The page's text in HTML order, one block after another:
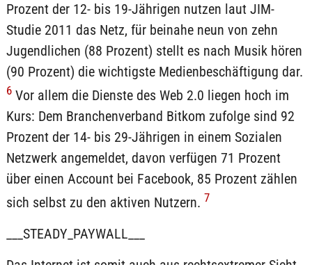
Prozent der 12- bis 19-Jährigen nutzen laut JIM-
Studie 2011 das Netz, für beinahe neun von zehn
Jugendlichen (88 Prozent) stellt es nach Musik hören
(90 Prozent) die wichtigste Medienbeschäftigung dar.
6Vor allem die Dienste des Web 2.0 liegen hoch im
Kurs: Dem Branchenverband Bitkom zufolge sind 92
Prozent der 14- bis 29-Jährigen in einem Sozialen
Netzwerk angemeldet, davon verfügen 71 Prozent
über einen Account bei Facebook, 85 Prozent zählen
sich selbst zu den aktiven Nutzern. 7
___STEADY_PAYWALL___